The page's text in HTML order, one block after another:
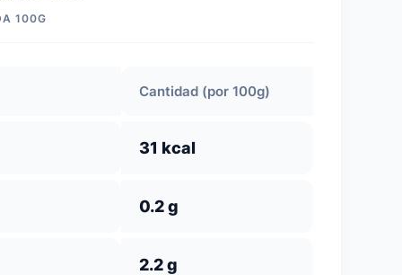
100G
Cantidad (por 100g)
31 kcal
0.2 g
2.2 g